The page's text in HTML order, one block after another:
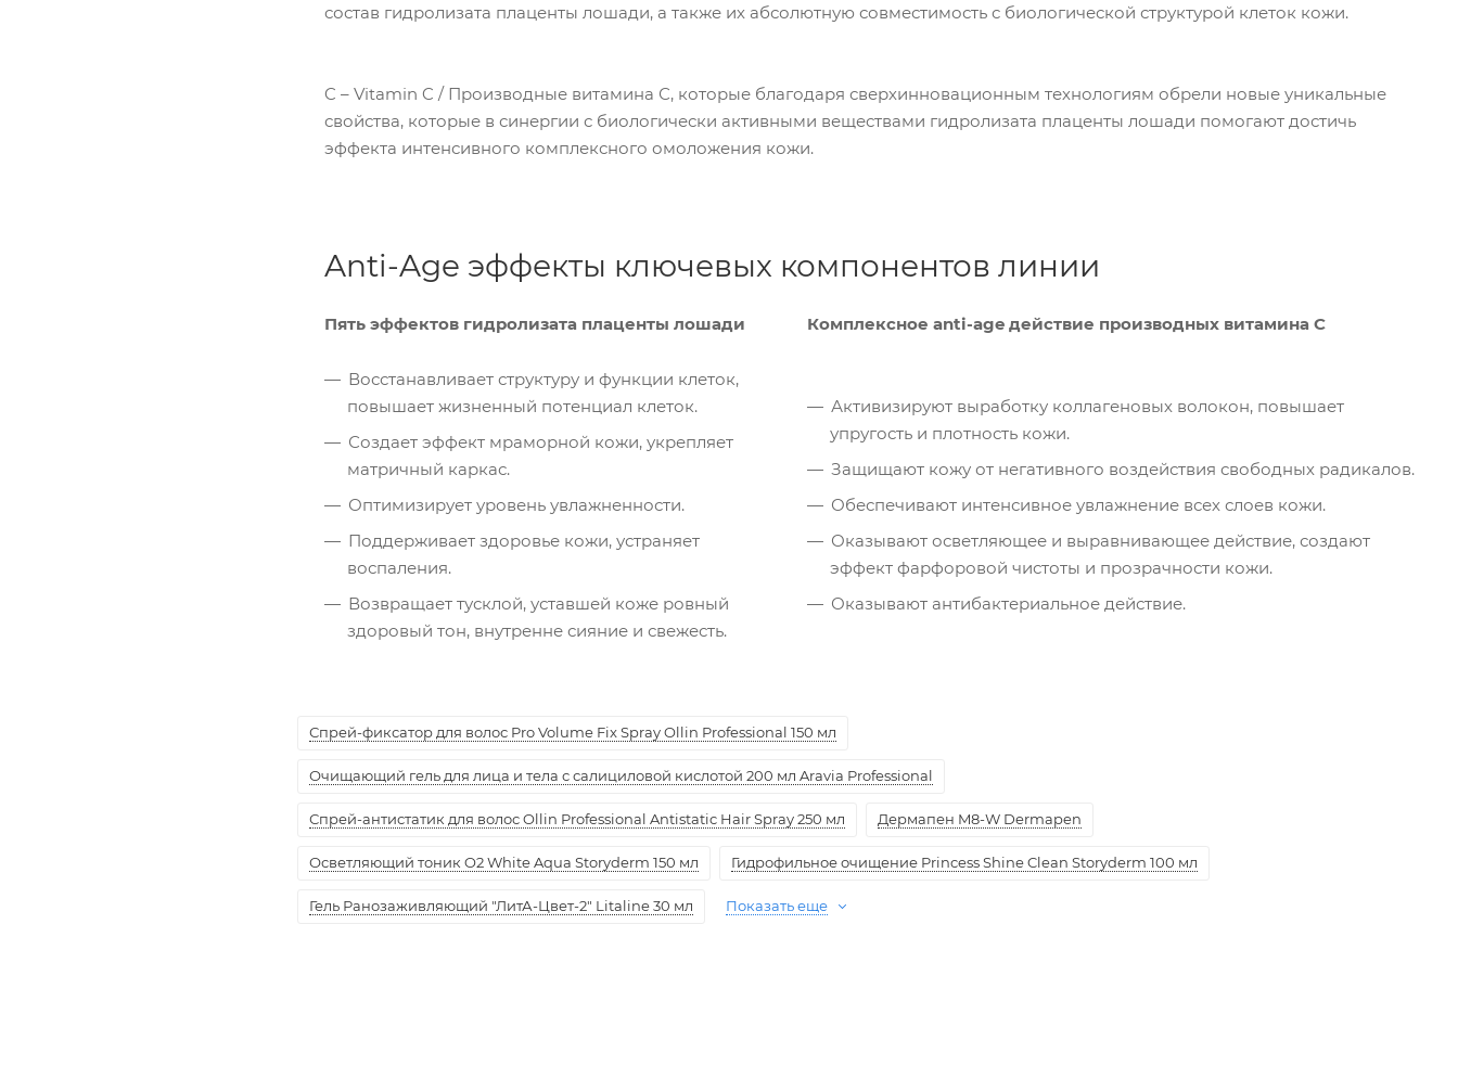
состав гидролизата плаценты лошади, а также их абсолютную совместимость с биологической структурой клеток кожи.
C – Vitamin C / Производные витамина С, которые благодаря сверхинновационным технологиям обрели новые уникальные
свойства, которые в синергии с биологически активными веществами гидролизата плаценты лошади помогают достичь
эффекта интенсивного комплексного омоложения кожи.
Anti-Age эффекты ключевых компонентов линии
Пять эффектов гидролизата плаценты лошади Комплексное anti-age действие производных витамина С
Восстанавливает структуру и функции клеток,
повышает жизненный потенциал клеток.
Создает эффект мраморной кожи, укрепляет
матричный каркас.
Оптимизирует уровень увлажненности.
Поддерживает здоровье кожи, устраняет
воспаления.
Возвращает тусклой, уставшей коже ровный
здоровый тон, внутренне сияние и свежесть.
Активизируют выработку коллагеновых волокон, повышает
упругость и плотность кожи.
Защищают кожу от негативного воздействия свободных радикалов.
Обеспечивают интенсивное увлажнение всех слоев кожи.
Оказывают осветляющее и выравнивающее действие, создают
эффект фарфоровой чистоты и прозрачности кожи.
Оказывают антибактериальное действие.
Спрей-фиксатор для волос Pro Volume Fix Spray Ollin Professional 150 мл
Очищающий гель для лица и тела с салициловой кислотой 200 мл Aravia Professional
Спрей-антистатик для волос Ollin Professional Antistatic Hair Spray 250 мл Дермапен M8-W Dermapen
Осветляющий тоник O2 White Aqua Storyderm 150 мл Гидрофильное очищение Princess Shine Clean Storyderm 100 мл
Гель Ранозаживляющий "ЛитА-Цвет-2" Litaline 30 мл Показать еще